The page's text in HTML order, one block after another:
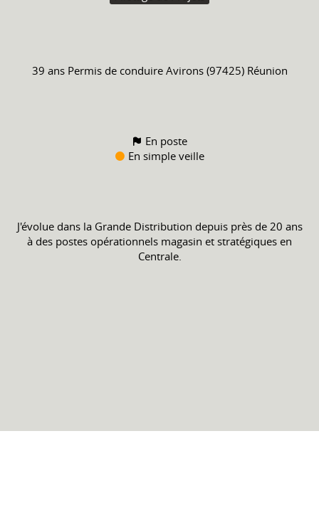
39 ans Permis de conduire Avirons (97425) Réunion
En poste
En simple veille
J'évolue dans la Grande Distribution depuis près de 20 ans
à des postes opérationnels magasin et stratégiques en
Centrale.